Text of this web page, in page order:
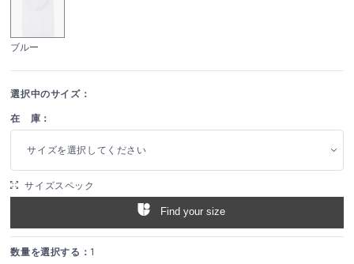
ブルー
選択中のサイズ：
在 庫：
サイズを選択してください
サイズスペック
Find your size
数量を選択する： 1